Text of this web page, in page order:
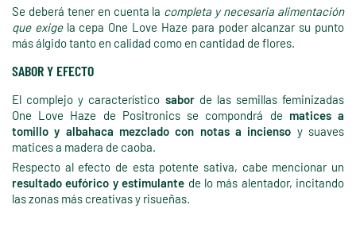
Se deberá tener en cuenta la completa y necesaria alimentación
que exige la cepa One Love Haze para poder alcanzar su punto
más álgido tanto en calidad como en cantidad de flores.
SABOR Y EFECTO
El complejo y característico saborde las semillas feminizadas
One Love Haze de Positronics se compondrá de matices a
tomillo y albahaca mezclado con notas a incienso y suaves
matices a madera de caoba.
Respecto al efecto de esta potente sativa, cabe mencionar un
resultado eufórico y estimulante de lo más alentador, incitando
las zonas más creativas y risueñas.